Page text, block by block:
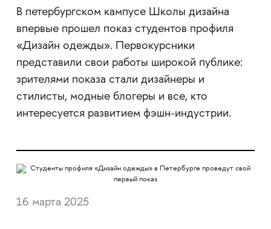
В петербургском кампусе Школы дизайна
впервые прошел показ студентов профиля
«Дизайн одежды». Первокурсники
представили свои работы широкой публике:
зрителями показа стали дизайнеры и
стилисты, модные блогеры и все, кто
интересуется развитием фэшн-индустрии.
16 марта 2025